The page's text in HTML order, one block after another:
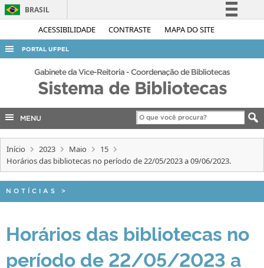
ACESSIBILIDADE CONTRASTE MAPA DO SITE
BRASIL
Simplifique!
Acesso à informação
Canais
PORTAL UFPEL
ACESSO À INFORMAÇÃO
AUDITORIA
COBALTO
CONCURSOS
EDITAIS
OUVIDORIA
TELEFONES
Gabinete da Vice-Reitoria - Coordenação de Bibliotecas
Sistema de Bibliotecas
MENU
Início 2023 Maio
15
Horários das bibliotecas no período de 22/05/2023 a 09/06/2023.
NOTÍCIAS >
Horários das bibliotecas no
período de 22/05/2023 a